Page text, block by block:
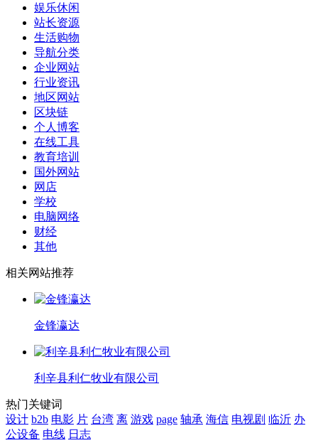
娱乐休闲
站长资源
生活购物
导航分类
企业网站
行业资讯
地区网站
区块链
个人博客
在线工具
教育培训
国外网站
网店
学校
电脑网络
财经
其他
相关网站推荐
金锋瀛达
利辛县利仁牧业有限公司
热门关键词
设计 b2b 电影 片 台湾 离 游戏 page 轴承 海信 电视剧 临沂 办
公设备 电线 日志